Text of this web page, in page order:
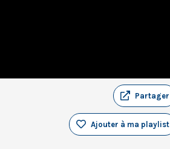
Partager
Ajouter à ma playlist